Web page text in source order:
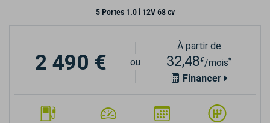
5 Portes 1.0 i 12V 68 cv
2 490 € ou
À partir de
32,48€/mois*
Financer